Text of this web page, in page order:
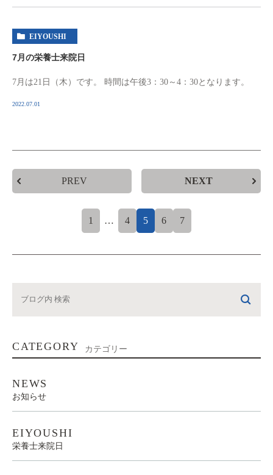
EIYOUSHI
7月の栄養士来院日
7月は21日（木）です。 時間は午後3：30～4：30となります。
2022.07.01
PREV
1 … 4 5 6 7
NEXT
CATEGORY カテゴリー
NEWS
お知らせ
EIYOUSHI
栄養士来院日